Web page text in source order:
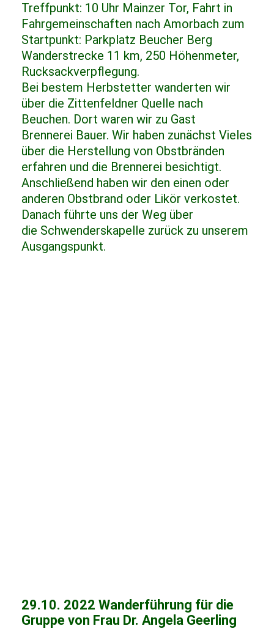
Treffpunkt: 10 Uhr Mainzer Tor, Fahrt in
Fahrgemeinschaften nach Amorbach zum
Startpunkt: Parkplatz Beucher Berg
Wanderstrecke 11 km, 250 Höhenmeter,
Rucksackverpflegung.
Bei bestem Herbstetter wanderten wir
über die Zittenfeldner Quelle nach
Beuchen. Dort waren wir zu Gast
Brennerei Bauer. Wir haben zunächst Vieles
über die Herstellung von Obstbränden
erfahren und die Brennerei besichtigt.
Anschließend haben wir den einen oder
anderen Obstbrand oder Likör verkostet.
Danach führte uns der Weg über
die Schwenderskapelle zurück zu unserem
Ausgangspunkt.
29.10. 2022 Wanderführung für die
Gruppe von Frau Dr. Angela Geerling